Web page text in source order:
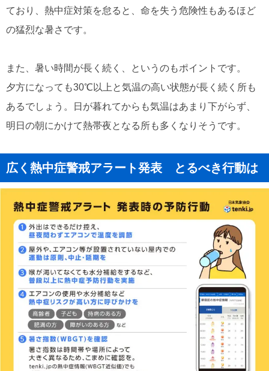
ており、熱中症対策を怠ると、命を失う危険性もあるほど
の猛烈な暑さです。
また、暑い時間が長く続く、というのもポイントです。
夕方になっても30℃以上と気温の高い状態が長く続く所も
あるでしょう。日が暮れてからも気温はあまり下がらず、
明日の朝にかけて熱帯夜となる所も多くなりそうです。
広く熱中症警戒アラート発表 とるべき行動は